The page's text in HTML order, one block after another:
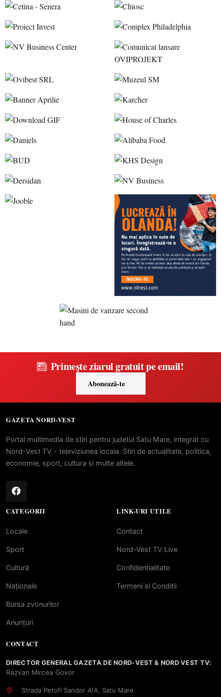
Primește ziarul gratuit pe email!
Abonează-te
GAZETA NORD-VEST
Portal multimedia de stiri pentru judetul Satu Mare, integrat cu
Nord-Vest TV - televiziunea locala. Stiri de actualitate, politica,
economie, sport, cultura si multe altele.
CATEGORII
Locale
Sport
Cultură
Naționale
Bursa zvonurilor
Anunțuri
LINK-URI UTILE
Contact
Nord-Vest TV Live
Confidentialitate
Termeni si Conditii
CONTACT
DIRECTOR GENERAL GAZETA DE NORD-VEST & NORD VEST TV:
Razvan Mircea Govor
Strada Petofi Sandor 4/A, Satu Mare